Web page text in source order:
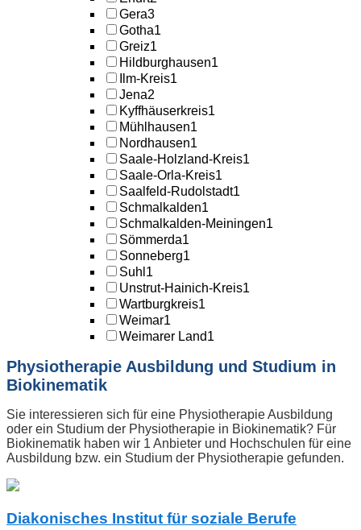
Gera3
Gotha1
Greiz1
Hildburghausen1
Ilm-Kreis1
Jena2
Kyffhäuserkreis1
Mühlhausen1
Nordhausen1
Saale-Holzland-Kreis1
Saale-Orla-Kreis1
Saalfeld-Rudolstadt1
Schmalkalden1
Schmalkalden-Meiningen1
Sömmerda1
Sonneberg1
Suhl 1
Unstrut-Hainich-Kreis1
Wartburgkreis1
Weimar1
Weimarer Land1
Physiotherapie Ausbildung und Studium in
Biokinematik
Sie interessieren sich für eine Physiotherapie Ausbildung
oder ein Studium der Physiotherapie in Biokinematik? Für
Biokinematik haben wir 1 Anbieter und Hochschulen für eine
Ausbildung bzw. ein Studium der Physiotherapie gefunden.
Diakonisches Institut für soziale Berufe